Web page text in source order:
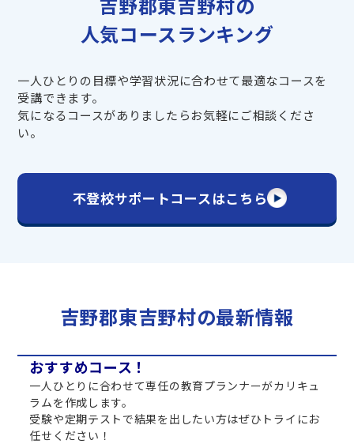
人気コースランキング
一人ひとりの目標や学習状況に合わせて最適なコースを
受講できます。
気になるコースがありましたらお気軽にご相談くださ
い。
不登校サポートコースはこちら
吉野郡東吉野村の最新情報
おすすめコース！
一人ひとりに合わせて専任の教育プランナーがカリキュ
ラムを作成します。
受験や定期テストで結果を出したい方はぜひトライにお
任せください！